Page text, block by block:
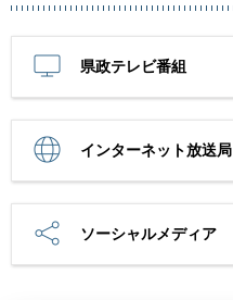
県政テレビ番組
インターネット放送局
ソーシャルメディア